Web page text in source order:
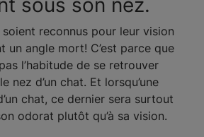
sous son nez.
reconnus pour leur vision
un angle mort! C’est parce que
l’habitude de se retrouver
nez d’un chat. Et lorsqu’une
chat, ce dernier sera surtout
odorat plutôt qu’à sa vision.